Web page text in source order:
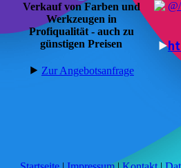
Verkauf von Farben und
Werkzeugen in
Profiqualität - auch zu
günstigen Preisen
⯈ Zur An­ge­bots­an­fra­ge
⯈